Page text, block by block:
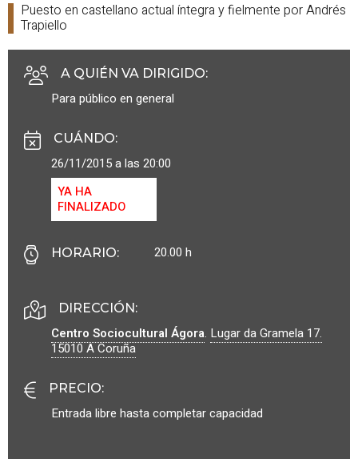
Puesto en castellano actual íntegra y fielmente por Andrés
Trapiello
A QUIÉN VA DIRIGIDO:
Para público en general
CUÁNDO:
26/11/2015 a las 20:00
YA HA
FINALIZADO
HORARIO: 20.00 h
DIRECCIÓN:
Centro Sociocultural Ágora. Lugar da Gramela 17.
15010A Coruña
PRECIO:
Entrada libre hasta completar capacidad